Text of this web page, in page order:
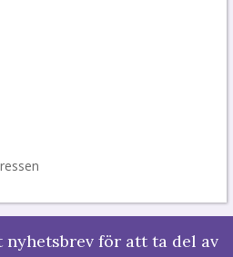
nyhetsbrev för att ta del av